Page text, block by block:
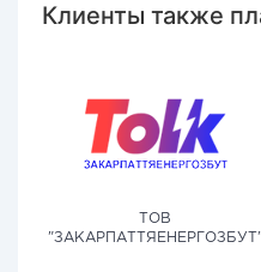
Клиенты также
ТОВ
"ЗАКАРПАТТЯЕНЕРГОЗБУТ"